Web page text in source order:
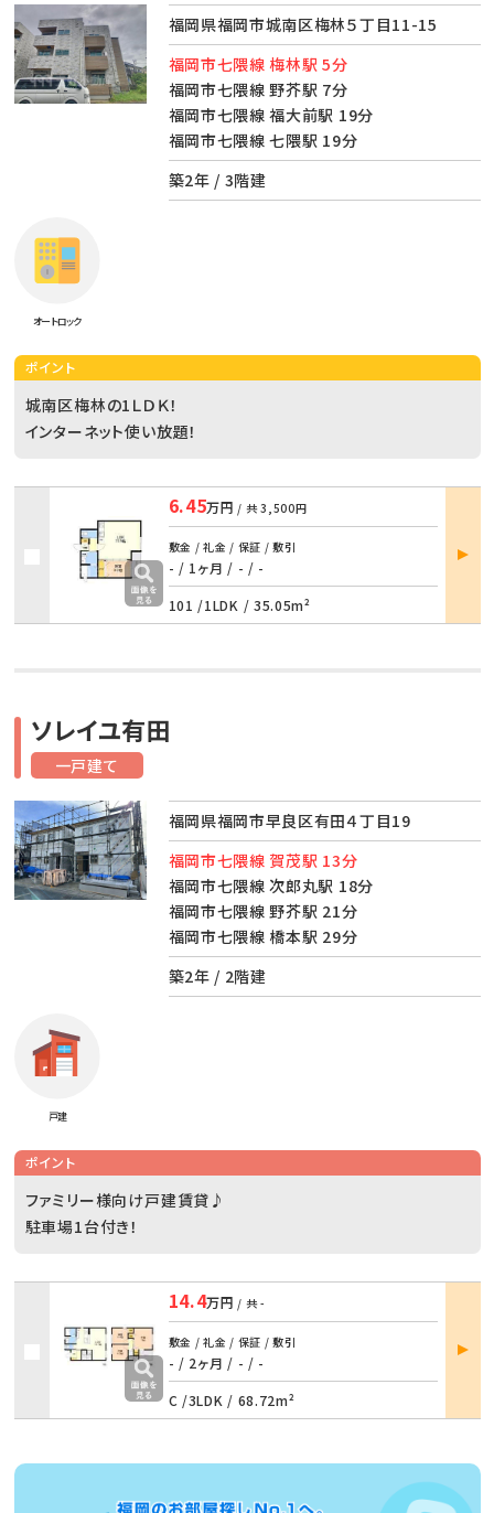
福岡県福岡市城南区梅林５丁目11-15
福岡市七隈線 梅林駅 5分
福岡市七隈線 野芥駅 7分
福岡市七隈線 福大前駅 19分
福岡市七隈線 七隈駅 19分
築2年 / 3階建
オートロック
ポイント
城南区梅林の1ＬＤＫ！
インターネット使い放題！
6.45万円 / 共3,500円
敷金 / 礼金 / 保証 / 敷引
- / 1ヶ月 / - / -
101 /1LDK / 35.05m²
部屋
詳細
一戸建て
ソレイユ有田
福岡県福岡市早良区有田４丁目19
福岡市七隈線 賀茂駅 13分
福岡市七隈線 次郎丸駅 18分
福岡市七隈線 野芥駅 21分
福岡市七隈線 橋本駅 29分
築2年 / 2階建
戸建
ポイント
ファミリー様向け戸建賃貸♪
駐車場1台付き！
14.4万円 / 共-
敷金 / 礼金 / 保証 / 敷引
- / 2ヶ月 / - / -
C /3LDK / 68.72m²
部屋
詳細